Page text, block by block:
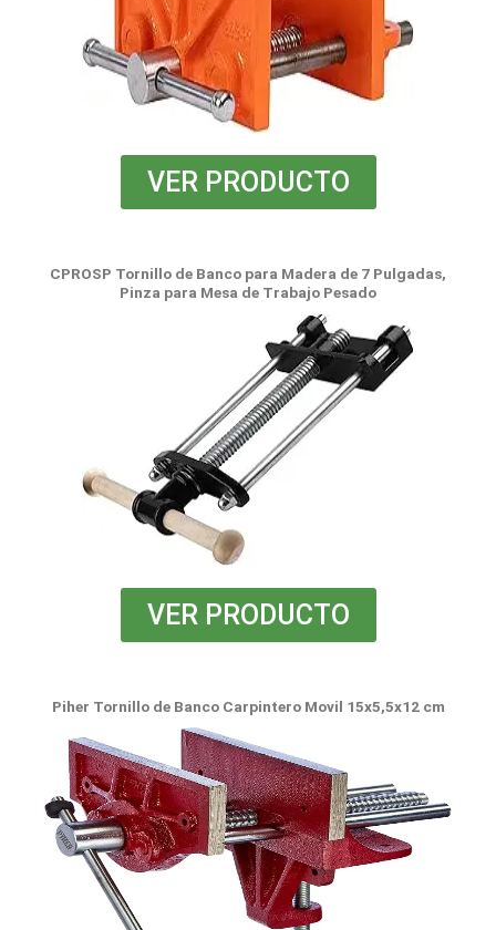
VER PRODUCTO
CPROSP Tornillo de Banco para Madera de 7 Pulgadas,
Pinza para Mesa de Trabajo Pesado
VER PRODUCTO
Piher Tornillo de Banco Carpintero Movil 15x5,5x12 cm